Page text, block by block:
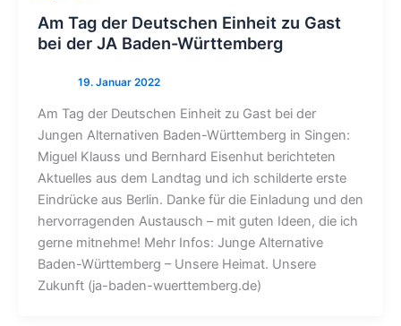
Am Tag der Deutschen Einheit zu Gast
bei der JA Baden-Württemberg
Am Tag der Deutschen Einheit zu Gast bei der
Jungen Alternativen Baden-Württemberg in Singen:
Miguel Klauss und Bernhard Eisenhut berichteten
Aktuelles aus dem Landtag und ich schilderte erste
Eindrücke aus Berlin. Danke für die Einladung und den
hervorragenden Austausch – mit guten Ideen, die ich
gerne mitnehme! Mehr Infos: Junge Alternative
Baden-Württemberg – Unsere Heimat. Unsere
Zukunft (ja-baden-wuerttemberg.de)